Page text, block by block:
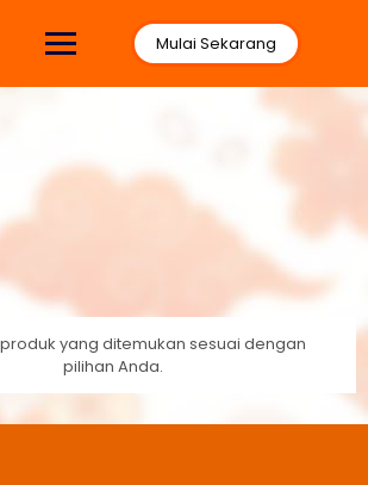
Mulai Sekarang
yang ditemukan sesuai dengan
pilihan Anda.